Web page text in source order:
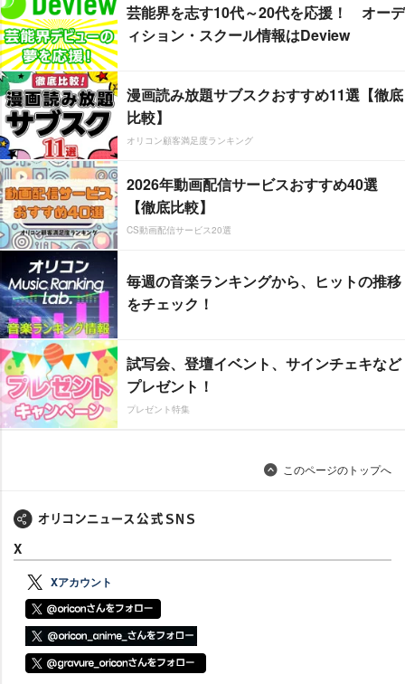
芸能界を志す10代～20代を応援！ オーデ
ィション・スクール情報はDeview
漫画読み放題サブスクおすすめ11選【徹底
比較】
オリコン顧客満足度ランキング
2026年動画配信サービスおすすめ40選
【徹底比較】
CS動画配信サービス20選
毎週の音楽ランキングから、ヒットの推移
をチェック！
試写会、登壇イベント、サインチェキなど
プレゼント！
プレゼント特集
このページのトップへ
X
Xアカウント